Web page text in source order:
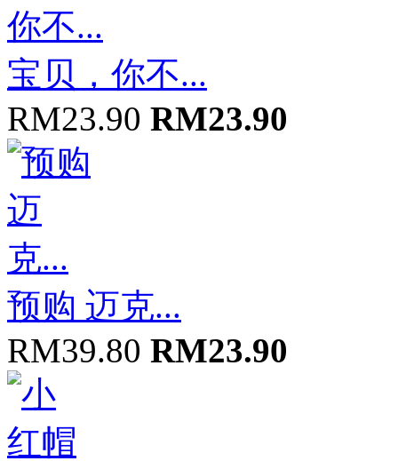
宝贝，你不...
RM23.90 RM23.90
预购 迈克...
RM39.80 RM23.90